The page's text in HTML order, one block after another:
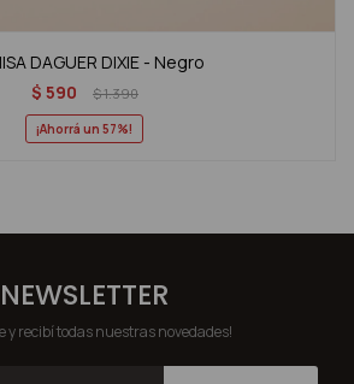
DAGUER DIXIE - Negro
$ 590 $1.390
57
NEWSLETTER
y recibí todas nuestras novedades!